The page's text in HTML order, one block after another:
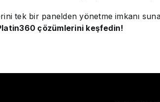
tek bir panelden yönetme imkanı
çözümlerini keşfedin!